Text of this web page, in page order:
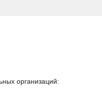
организаций: